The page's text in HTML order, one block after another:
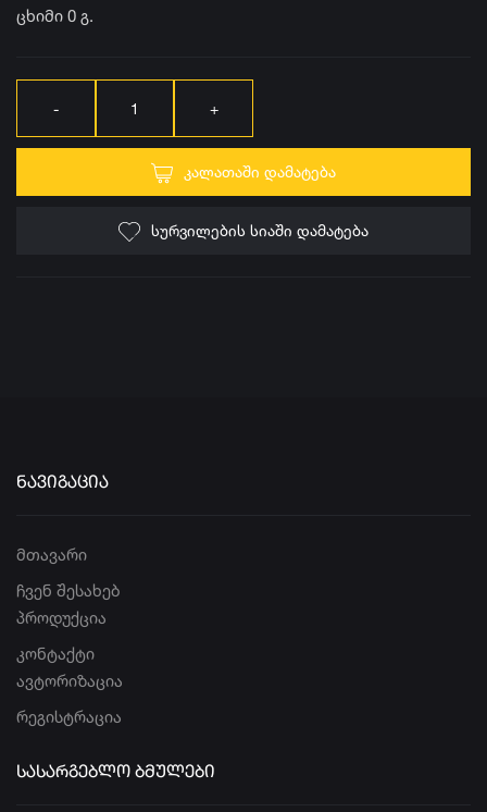
ცხიმი 0 გ.
ᲙᲐᲚᲐᲗᲐᲨᲘ ᲓᲐᲛᲐᲢᲔᲑᲐ
ᲡᲣᲠᲕᲘᲚᲔᲑᲘᲡ ᲡᲘᲐᲨᲘ ᲓᲐᲛᲐᲢᲔᲑᲐ
ᲜᲐᲕᲘᲒᲐᲪᲘᲐ
მთავარი
ჩვენ შესახებ
პროდუქცია
კონტაქტი
ავტორიზაცია
რეგისტრაცია
ᲡᲐᲡᲐᲠᲒᲔᲑᲚᲝ ᲑᲛᲣᲚᲔᲑᲘ